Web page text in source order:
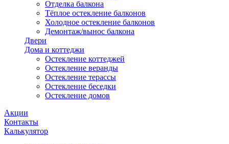
Отделка балкона
Тёплое остекление балконов
Холодное остекление балконов
Демонтаж/вынос балкона
Двери
Дома и коттеджи
Остекление коттеджей
Остекление веранды
Остекление терассы
Остекление беседки
Остекление домов
Акции
Контакты
Калькулятор